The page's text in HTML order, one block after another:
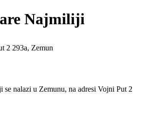
Najmiliji
2 293a, Zemun
se nalazi u Zemunu, na adresi Vojni Put 2